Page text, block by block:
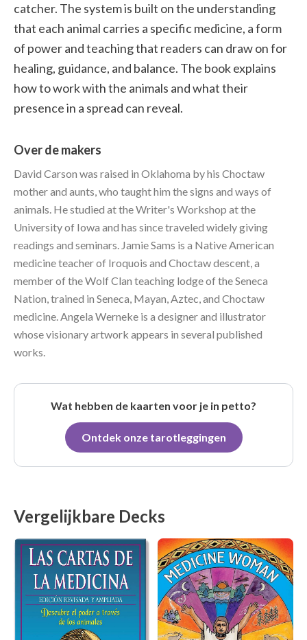
catcher. The system is built on the understanding
that each animal carries a specific medicine, a form
of power and teaching that readers can draw on for
healing, guidance, and balance. The book explains
how to work with the animals and what their
presence in a spread can reveal.
Over de makers
David Carson was raised in Oklahoma by his Choctaw
mother and aunts, who taught him the signs and ways of
animals. He studied at the Writer's Workshop at the
University of Iowa and has since traveled widely giving
readings and seminars. Jamie Sams is a Native American
medicine teacher of Iroquois and Choctaw descent, a
member of the Wolf Clan teaching lodge of the Seneca
Nation, trained in Seneca, Mayan, Aztec, and Choctaw
medicine. Angela Werneke is a designer and illustrator
whose visionary artwork appears in several published
works.
Wat hebben de kaarten voor je in petto?
Ontdek onze tarotleggingen
Vergelijkbare Decks